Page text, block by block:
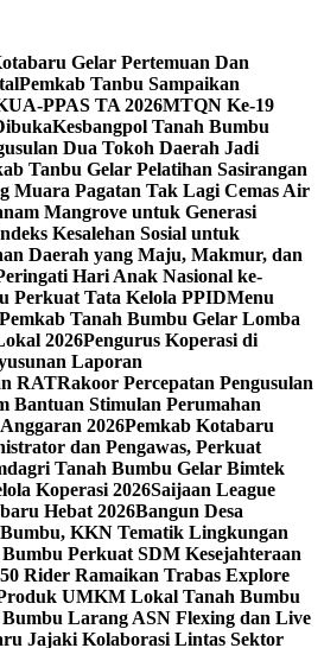
Gelar Pertemuan Dan
Pemkab Tanbu Sampaikan
PPAS TA 2026MTQN Ke-19
Kesbangpol Tanah Bumbu
Dua Tokoh Daerah Jadi
Tanbu Gelar Pelatihan Sasirangan
Muara Pagatan Tak Lagi Cemas Air
Mangrove untuk Generasi
Kesalehan Sosial untuk
Daerah yang Maju, Makmur, dan
Hari Anak Nasional ke-
Perkuat Tata Kelola PPIDMenu
Tanah Bumbu Gelar Lomba
2026Pengurus Koperasi di
Laporan
RATRakoor Percepatan Pengusulan
Bantuan Stimulan Perumahan
2026Pemkab Kotabaru
dan Pengawas, Perkuat
Tanah Bumbu Gelar Bimtek
Koperasi 2026Saijaan League
Hebat 2026Bangun Desa
KKN Tematik Lingkungan
Perkuat SDM Kesejahteraan
Rider Ramaikan Trabas Explore
UMKM Lokal Tanah Bumbu
Larang ASN Flexing dan Live
Jajaki Kolaborasi Lintas Sektor